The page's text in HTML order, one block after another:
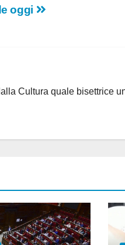
oggi
Cultura quale bisettrice